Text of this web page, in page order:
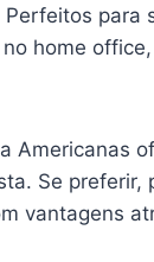
Perfeitos para
home
Americanas
Se preferir,
vantagens